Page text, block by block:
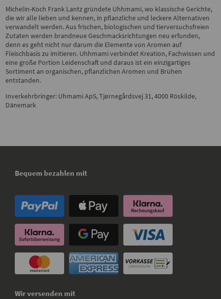
Michelin-Koch Frank Lantz gründete Uhhmami, wo klassische Gerichte,
die wir alle lieben und kennen, in pflanzliche und leckere Alternativen
verwandelt werden. Aus frischen, biologischen und tierversuchsfreien
Zutaten werden brandneue Geschmacksrichtungen neu erfunden,
denn es geht nicht nur darum die Elemente von Aromen auf
Fleischbasis zu imitieren. Uhhmami verbindet Kreation, Fachwissen und
eine große Portion Leidenschaft und daraus ist ein einzigartiges
Sortiment an organischen, pflanzlichen Aromen und Brühen
entstanden.
Inverkehrbringer: Uhmami ApS, Tjørnegårdsvej 31, 4000 Röskilde,
Dänemark
Bequem bezahlen mit
Wir versenden mit